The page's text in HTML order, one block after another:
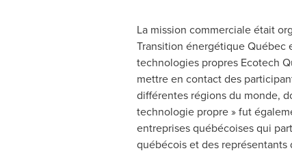
La mission commerciale était
Transition énergétique Québec
technologies propres Ecotech
mettre en contact des
différentes régions du monde,
technologie propre » fut
entreprises québécoises qui
québécois et des